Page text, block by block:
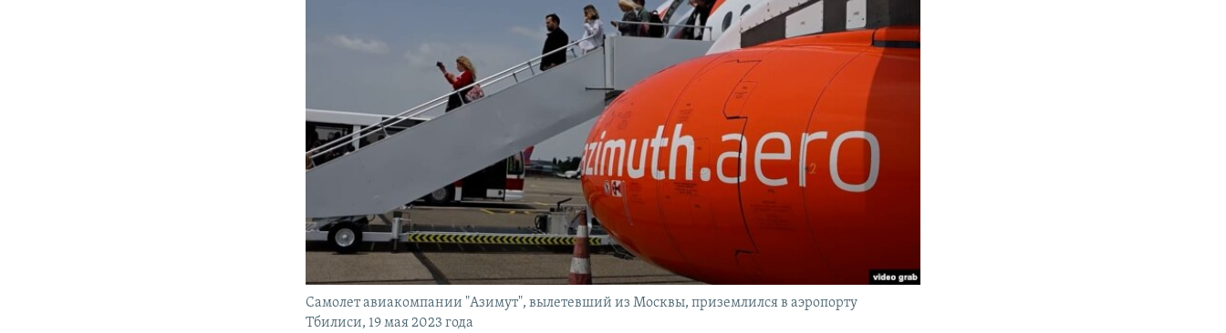
Самолет авиакомпании "Азимут", вылетевший из Москвы, приземлился в аэропорту
Тбилиси, 19 мая 2023 года